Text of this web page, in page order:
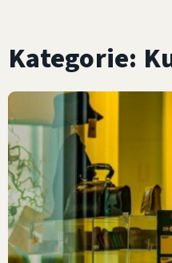
Kategorie: